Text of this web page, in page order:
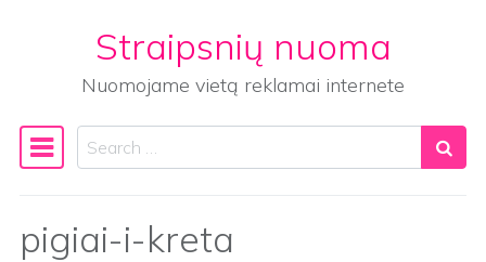
Straipsnių nuoma
Nuomojame vietą reklamai internete
Main Navigation
Search
pigiai-i-kreta